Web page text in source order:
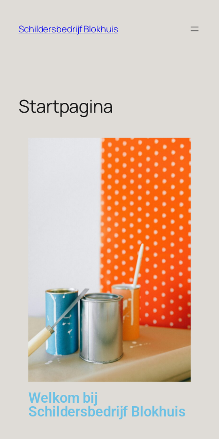
Schildersbedrijf Blokhuis
Startpagina
Welkom bij
Schildersbedrijf Blokhuis